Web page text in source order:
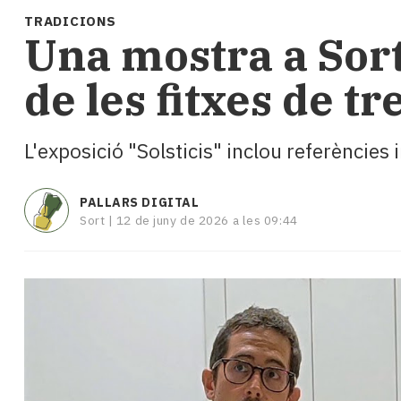
i
Cultura
Esports
Mai
tant!
i
El
temps
Enquestes
TRADICIONS
Una mostra a
de les fitxes de
L'exposició "Solsticis" inclou referències
PALLARS DIGITAL
Sort | 12 de juny de 2026 a les 09:44